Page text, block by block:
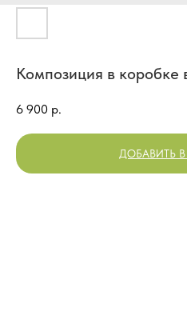
Композиция в коробке
6 900 р.
ДОБАВИТЬ